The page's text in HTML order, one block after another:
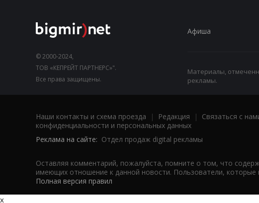
© 2000-2024,
ТОВ «КЕПРЕЙТ ПАРТНЕРС»".
Все права защищены.
Афиша
Материалы,
рекламы.
Наши контакты и схема проезда | Редакция | Связаться с
конфиденциальности и персональных данных
Реклама на сайте: Отдел продаж digital рекламы
Оставляя комментарий, пожалуйста, помните о том, что
имеющих отношение к данной новости. Пользователи, которые
Полная версия правил
x